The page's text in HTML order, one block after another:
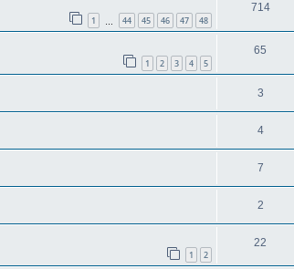
1 44 45 46 47 48
714
1 2 3 4 5
65
3
4
7
2
1 2
22